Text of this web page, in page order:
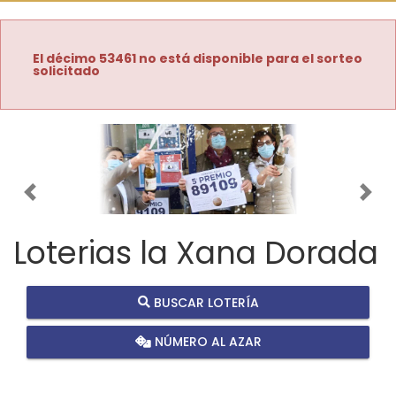
El décimo 53461 no está disponible para el sorteo
solicitado
Imagen anterior
Loterias la Xana Dorada
BUSCAR LOTERÍA
NÚMERO AL AZAR